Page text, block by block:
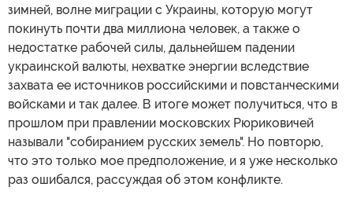
зимней, волне миграции с Украины, которую могут
покинуть почти два миллиона человек, а также о
недостатке рабочей силы, дальнейшем падении
украинской валюты, нехватке энергии вследствие
захвата ее источников российскими и повстанческими
войсками и так далее. В итоге может получиться, что в
прошлом при правлении московских Рюриковичей
называли "собиранием русских земель". Но повторю,
что это только мое предположение, и я уже несколько
раз ошибался, рассуждая об этом конфликте.